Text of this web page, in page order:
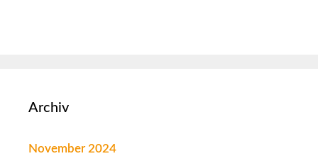
Archiv
November 2024